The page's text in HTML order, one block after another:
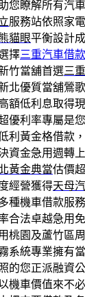
您瞭解所有汽
服務站依照家
貓眼平衡設計
擇三重汽車借款
竹當舖首選三
北優質當舖鶯
額低利息取得
優利率專屬是
利黃金格借款
資金急用週轉
黃金典當估價
經營獲得天母
種機車借款服
合法卓越急用
桃園及蘆竹區
系統專業擁有
的您正派融資
機車價值來不